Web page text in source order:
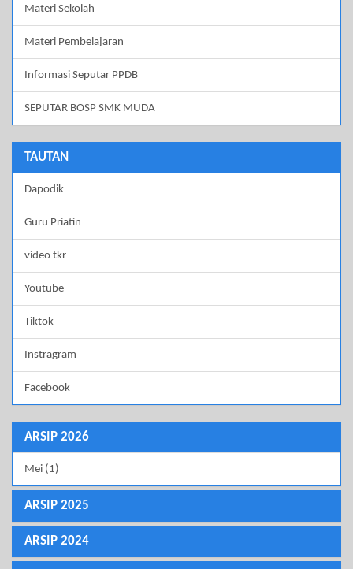
Materi Sekolah
Materi Pembelajaran
Informasi Seputar PPDB
SEPUTAR BOSP SMK MUDA
TAUTAN
Dapodik
Guru Priatin
video tkr
Youtube
Tiktok
Instragram
Facebook
ARSIP 2026
Mei (1)
ARSIP 2025
ARSIP 2024